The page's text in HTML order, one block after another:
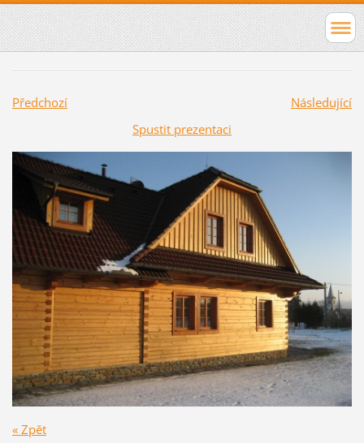
Předchozí
Následující
Spustit prezentaci
« Zpět